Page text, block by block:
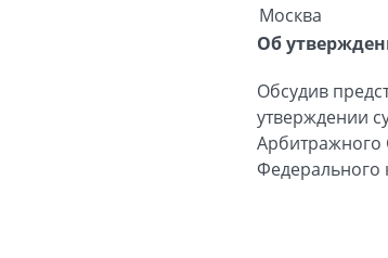
Москва
Об
Обсудив
утверждении
Арбитражного
Федерального